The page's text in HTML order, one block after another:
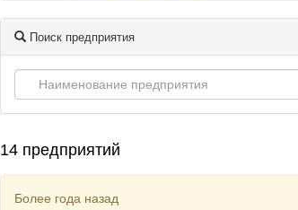
Поиск предприятия
14 предприятий
Более года назад